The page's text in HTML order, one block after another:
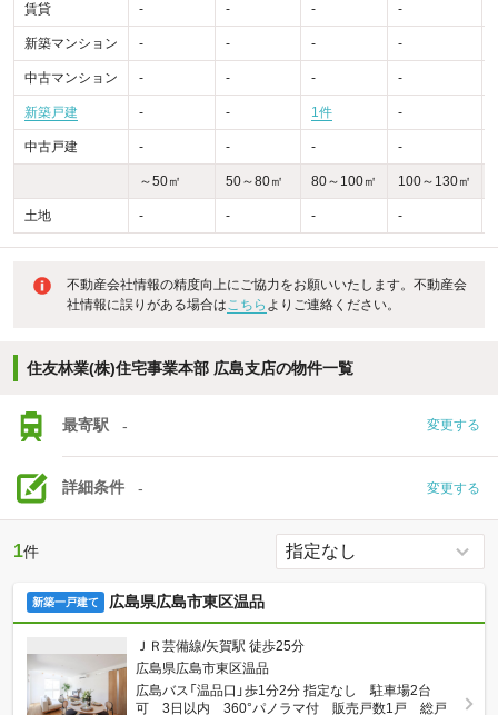
賃貸 - - - -
新築マンション - - - -
中古マンション - - - -
新築戸建 - - 1件 -
中古戸建 - - - -
～50㎡ 50～80㎡ 80～100㎡ 100～130㎡
土地 - - - -
不動産会社情報の精度向上にご協力をお願いいたします。不動産会
社情報に誤りがある場合はこちら よりご連絡ください。
住友林業(株)住宅事業本部 広島支店の物件一覧
最寄駅 - 変更する
詳細条件 - 変更する
1件
新築一戸建て 広島県広島市東区温品
ＪＲ芸備線/矢賀駅 徒歩25分
広島県広島市東区温品
広島バス「温品口」歩1分2分 指定なし 駐車場2台
可 3日以内 360°パノラマ付 販売戸数1戸 総戸